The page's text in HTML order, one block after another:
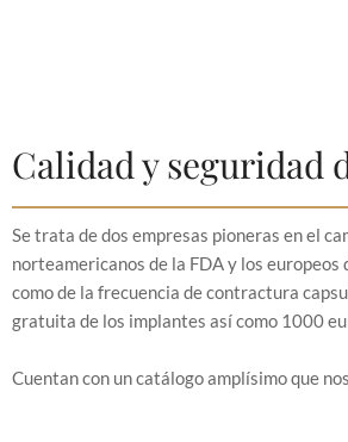
Calidad y seguridad
Se trata de dos empresas pioneras en el
norteamericanos de la FDA y los
como de la frecuencia de contractura
gratuita de los implantes así como 1000
Cuentan con un catálogo amplísimo que